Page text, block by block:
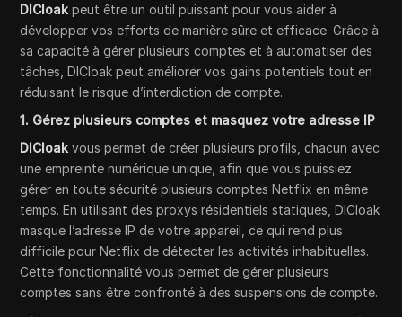
DICloak peut être un outil puissant pour vous aider à
développer vos efforts de manière sûre et efficace. Grâce à
sa capacité à gérer plusieurs comptes et à automatiser des
tâches, DICloak peut améliorer vos gains potentiels tout en
réduisant le risque d’interdiction de compte.
1. Gérez plusieurs comptes et masquez votre adresse IP
DICloak vous permet de créer plusieurs profils, chacun avec
une empreinte numérique unique, afin que vous puissiez
gérer en toute sécurité plusieurs comptes Netflix en même
temps. En utilisant des proxys résidentiels statiques, DICloak
masque l’adresse IP de votre appareil, ce qui rend plus
difficile pour Netflix de détecter les activités inhabituelles.
Cette fonctionnalité vous permet de gérer plusieurs
comptes sans être confronté à des suspensions de compte.